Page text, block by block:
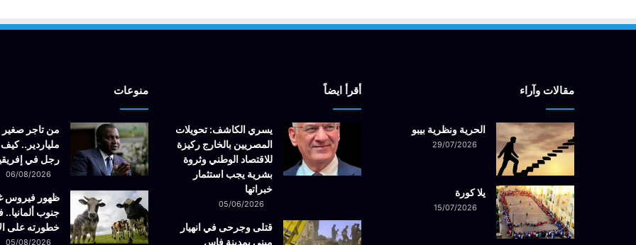
مقالات وآراء
الحرية ونظرية بيبو
29/07/2026
يلا كورة
15/07/2026
أقرأ ايضاً
يسري الكاشف: تحويلات
المصريين بالخارج ركيزة
للاقتصاد الوطني وثروة
بشرية يجب استثمار
خبراتها
05/06/2026
قتلى وجرحى في انهيار
مبنى بمدينة فاس
منوعات
من تاجر صغير
ملياردير..
رجل في
06/08/2026
ظهور فيروس
جنوب ألمانيا..
خطورته على
05/08/2026